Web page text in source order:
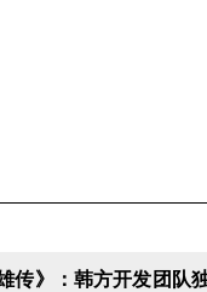
传》：韩方开发团队